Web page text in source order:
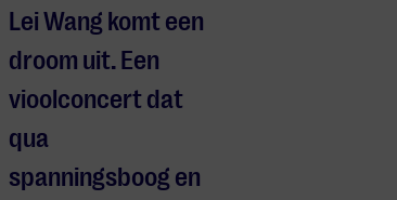
Lei Wang komt een
droom uit. Een
vioolconcert dat
qua
spanningsboog en